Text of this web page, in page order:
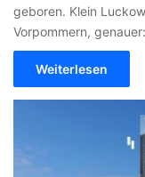
geboren. Klein
Vorpommern,
Weiterlesen